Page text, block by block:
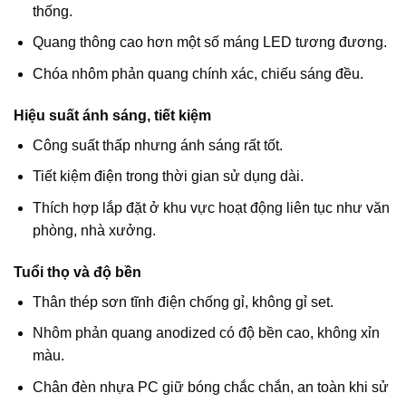
thống.
Quang thông cao hơn một số máng LED tương đương.
Chóa nhôm phản quang chính xác, chiếu sáng đều.
Hiệu suất ánh sáng, tiết kiệm
Công suất thấp nhưng ánh sáng rất tốt.
Tiết kiệm điện trong thời gian sử dụng dài.
Thích hợp lắp đặt ở khu vực hoạt động liên tục như văn
phòng, nhà xưởng.
Tuổi thọ và độ bền
Thân thép sơn tĩnh điện chống gỉ, không gỉ set.
Nhôm phản quang anodized có độ bền cao, không xỉn
màu.
Chân đèn nhựa PC giữ bóng chắc chắn, an toàn khi sử